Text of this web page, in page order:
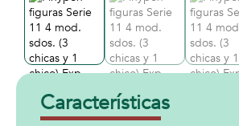
Características